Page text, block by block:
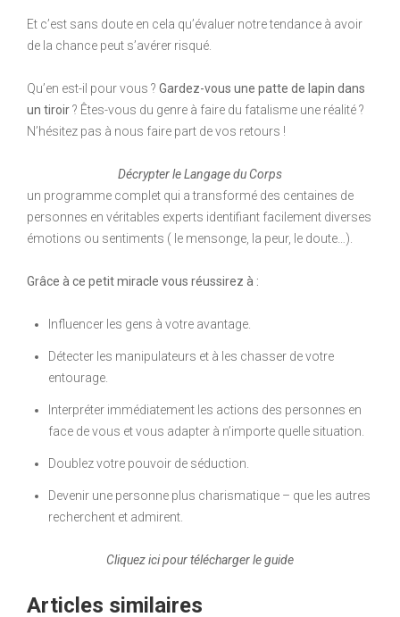
Et c’est sans doute en cela qu’évaluer notre tendance à avoir
de la chance peut s’avérer risqué.
Qu’en est-il pour vous ? Gardez-vous une patte de lapin dans
un tiroir? Êtes-vous du genre à faire du fatalisme une réalité ?
N’hésitez pas à nous faire part de vos retours !
Décrypter le Langage du Corps
un programme complet qui a transformé des centaines de
personnes en véritables experts identifiant facilement diverses
émotions ou sentiments ( le mensonge, la peur, le doute…).
Grâce à ce petit miracle vous réussirez à :
Influencer les gens à votre avantage.
Détecter les manipulateurs et à les chasser de votre
entourage.
Interpréter immédiatement les actions des personnes en
face de vous et vous adapter à n’importe quelle situation.
Doublez votre pouvoir de séduction.
Devenir une personne plus charismatique – que les autres
recherchent et admirent.
Cliquez ici pour télécharger le guide
Articles similaires